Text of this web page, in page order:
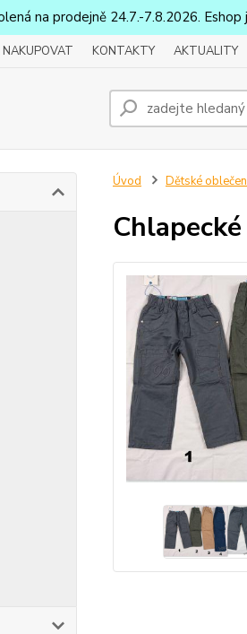
na prodejně 24.7.-7.8.2026.
NAKUPOVAT KONTAKTY AKTUALITY
Úvod Dětské